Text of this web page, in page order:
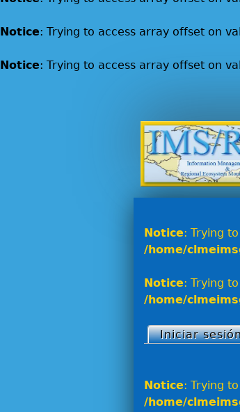
Notice: Trying to access array offset on
Notice: Trying to access array offset on
Notice: Trying
/home/
Notice: Trying
/home/
Iniciar
Notice: Trying
/home/